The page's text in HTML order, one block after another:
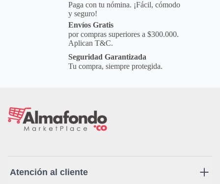
Paga con tu nómina. ¡Fácil, cómodo
y seguro!
Envíos Gratis
por compras superiores a $300.000.
Aplican T&C.
Seguridad Garantizada
Tu compra, siempre protegida.
Atención al cliente